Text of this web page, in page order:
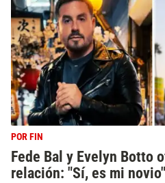
POR FIN
Fede Bal y Evelyn Botto
relación: "Sí, es mi novio"